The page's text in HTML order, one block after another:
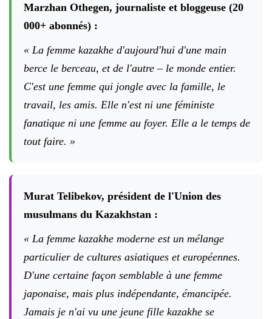
Marzhan Othegen, journaliste et bloggeuse (20
000+ abonnés) :
« La femme kazakhe d'aujourd'hui d'une main
berce le berceau, et de l'autre – le monde entier.
C'est une femme qui jongle avec la famille, le
travail, les amis. Elle n'est ni une féministe
fanatique ni une femme au foyer. Elle a le temps de
tout faire. »
Murat Telibekov, président de l'Union des
musulmans du Kazakhstan :
« La femme kazakhe moderne est un mélange
particulier de cultures asiatiques et européennes.
D'une certaine façon semblable à une femme
japonaise, mais plus indépendante, émancipée.
Jamais je n'ai vu une jeune fille kazakhe se